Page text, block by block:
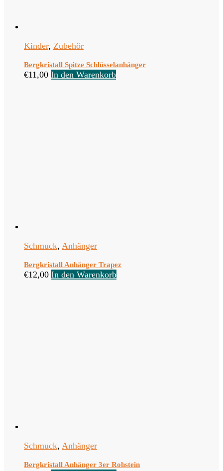
Kinder, Zubehör
Bergkristall Spitze Schlüsselanhänger
€11,00 In den Warenkorb
Schmuck, Anhänger
Bergkristall Anhänger Trapez
€12,00 In den Warenkorb
Schmuck, Anhänger
Bergkristall Anhänger 3er Rohstein